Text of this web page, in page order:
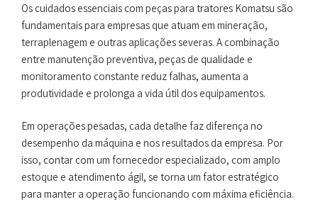
Os cuidados essenciais com peças para tratores Komatsu são
fundamentais para empresas que atuam em mineração,
terraplenagem e outras aplicações severas. A combinação
entre manutenção preventiva, peças de qualidade e
monitoramento constante reduz falhas, aumenta a
produtividade e prolonga a vida útil dos equipamentos.
Em operações pesadas, cada detalhe faz diferença no
desempenho da máquina e nos resultados da empresa. Por
isso, contar com um fornecedor especializado, com amplo
estoque e atendimento ágil, se torna um fator estratégico
para manter a operação funcionando com máxima eficiência.